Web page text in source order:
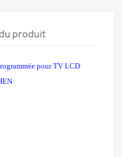
produit
pour TV LCD